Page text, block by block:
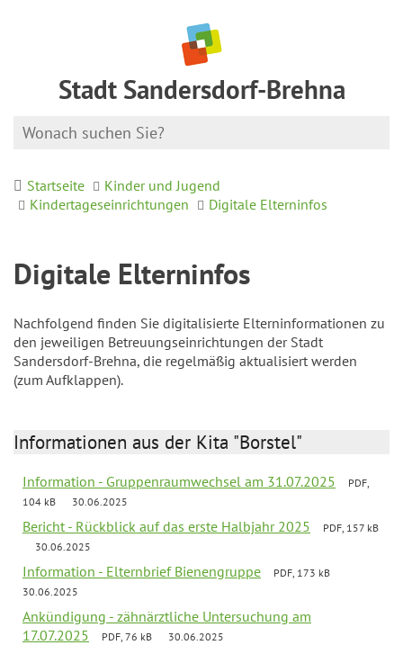
Stadt Sandersdorf-Brehna
Startseite
Kinder und Jugend
Kindertageseinrichtungen
Digitale Elterninfos
Digitale Elterninfos
Nachfolgend finden Sie digitalisierte Elterninformationen zu
den jeweiligen Betreuungseinrichtungen der Stadt
Sandersdorf-Brehna, die regelmäßig aktualisiert werden
(zum Aufklappen).
Informationen aus der Kita "Borstel"
Information - Gruppenraumwechsel am 31.07.2025
PDF,
104 kB
30.06.2025
Bericht - Rückblick auf das erste Halbjahr 2025
PDF, 157 kB
30.06.2025
Information - Elternbrief Bienengruppe
PDF, 173 kB
30.06.2025
Ankündigung - zähnärztliche Untersuchung am
17.07.2025
PDF, 76 kB 30.06.2025